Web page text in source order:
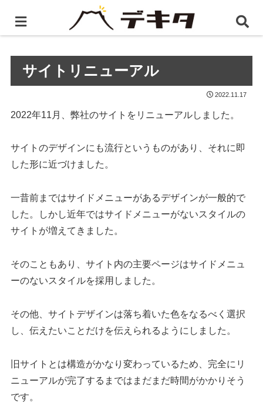
ホーム プレスリリース サイトリニューアル
サイトリニューアル
2022.11.17
2022年11月、弊社のサイトをリニューアルしました。
サイトのデザインにも流行というものがあり、それに即
した形に近づけました。
一昔前まではサイドメニューがあるデザインが一般的で
した。しかし近年ではサイドメニューがないスタイルの
サイトが増えてきました。
そのこともあり、サイト内の主要ページはサイドメニュ
ーのないスタイルを採用しました。
その他、サイトデザインは落ち着いた色をなるべく選択
し、伝えたいことだけを伝えられるようにしました。
旧サイトとは構造がかなり変わっているため、完全にリ
ニューアルが完了するまではまだまだ時間がかかりそう
です。